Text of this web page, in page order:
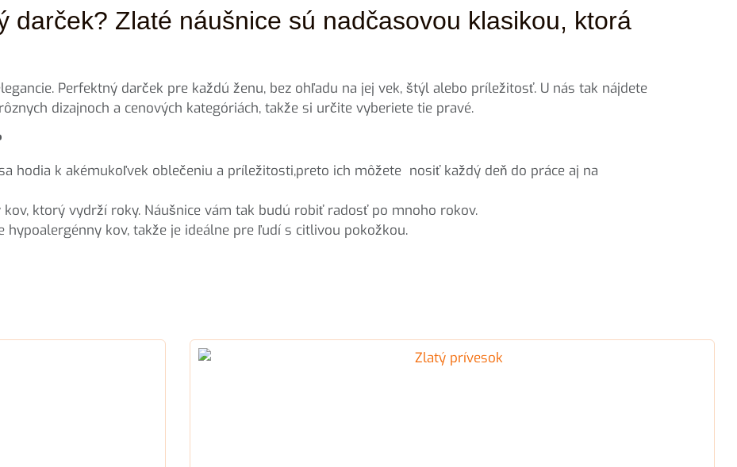
darček? Zlaté náušnice sú nadčasovou klasikou, ktorá
Perfektný darček pre každú ženu, bez ohľadu na jej vek, štýl alebo príležitosť. U nás tak nájdete
dizajnoch a cenových kategóriách, takže si určite vyberiete tie pravé.
hodia k akémukoľvek oblečeniu a príležitosti,preto ich môžete nosiť každý deň do práce aj na
ktorý vydrží roky. Náušnice vám tak budú robiť radosť po mnoho rokov.
hypoalergénny kov, takže je ideálne pre ľudí s citlivou pokožkou.